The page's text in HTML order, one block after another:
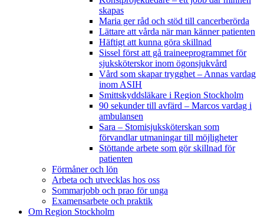
skapas
Maria ger råd och stöd till cancerberörda
Lättare att vårda när man känner patienten
Häftigt att kunna göra skillnad
Sissel först att gå traineeprogrammet för
sjuksköterskor inom ögonsjukvård
Vård som skapar trygghet – Annas vardag
inom ASIH
Smittskyddsläkare i Region Stockholm
90 sekunder till avfärd – Marcos vardag i
ambulansen
Sara – Stomisjuksköterskan som
förvandlar utmaningar till möjligheter
Stöttande arbete som gör skillnad för
patienten
Förmåner och lön
Arbeta och utvecklas hos oss
Sommarjobb och prao för unga
Examensarbete och praktik
Om Region Stockholm